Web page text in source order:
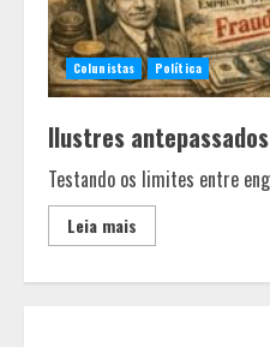
Colunistas Política
Ilustres antepassados
Testando os limites entre
Leia mais
2
Doçaria
O
de